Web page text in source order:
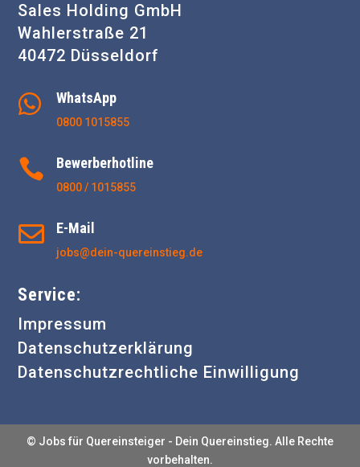
Sales Holding GmbH
Wahlerstraße 21
40472 Düsseldorf
 WhatsApp
0800 1015855
 Bewerberhotline
0800 / 1015855
 E-Mail
jobs@dein-quereinstieg.de
Service:
Impressum
Datenschutzerklärung
Datenschutzrechtliche Einwilligung
© Jobs für Quereinsteiger - Dein Quereinstieg. Alle Rechte
vorbehalten.